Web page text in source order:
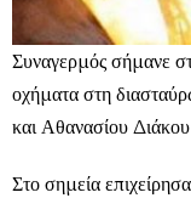
Συναγερμός σήμανε
οχήματα στη
και Αθανασίου
Στο σημεία